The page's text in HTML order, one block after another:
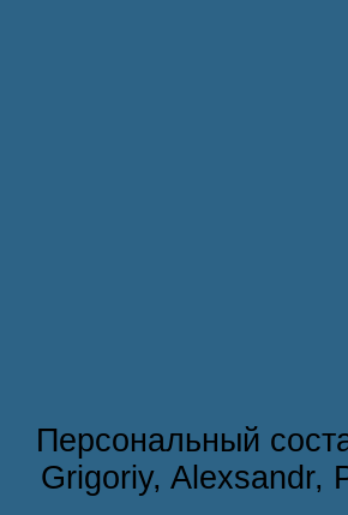
Персональный
Grigoriy, Alexsandr,